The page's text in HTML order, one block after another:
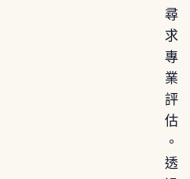
尋
求
專
業
評
估
。
透